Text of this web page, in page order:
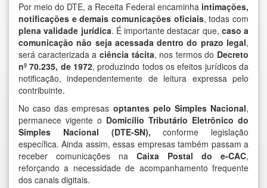
Por meio do DTE, a Receita Federal encaminha intimações,
notificações e demais comunicações oficiais, todas com
plena validade jurídica. É importante destacar que, caso a
comunicação não seja acessada dentro do prazo legal,
será caracterizada a ciência tácita, nos termos do Decreto
nº 70.235, de 1972, produzindo todos os efeitos jurídicos da
notificação, independentemente de leitura expressa pelo
contribuinte.
No caso das empresas optantes pelo Simples Nacional,
permanece vigente o Domicílio Tributário Eletrônico do
Simples Nacional (DTE-SN), conforme legislação
específica. Ainda assim, essas empresas também passam a
receber comunicações na Caixa Postal do e-CAC,
reforçando a necessidade de acompanhamento frequente
dos canais digitais.